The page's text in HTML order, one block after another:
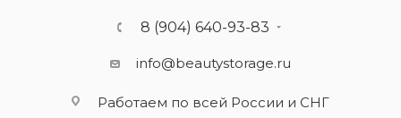
8 (904) 640-93-83
info@beautystorage.ru
Работаем по всей России и СНГ